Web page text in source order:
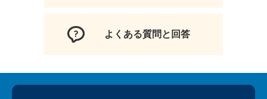
よくある質問と回答